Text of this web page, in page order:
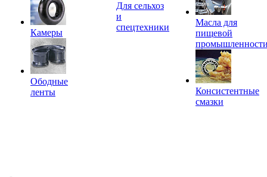
Камеры
Ободные
ленты
Для сельхоз
и
спецтехники
Масла для
пищевой
Консистентные
смазки